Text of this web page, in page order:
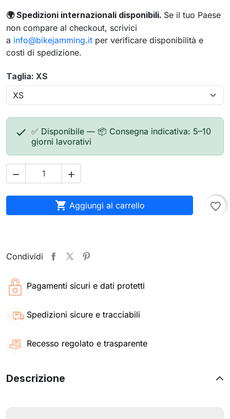
🌍Spedizioni internazionali disponibili. Se il tuo Paese
non compare al checkout, scrivici
a info@bikejamming.it per verificare disponibilità e
costi di spedizione.
Taglia: XS
 ✅ Disponibile — 📦 Consegna indicativa: 5–10
giorni lavorativi
 
 Aggiungi al carrello favorite_border
Condividi
Pagamenti sicuri e dati protetti
Spedizioni sicure e tracciabili
Recesso regolato e trasparente
Descrizione